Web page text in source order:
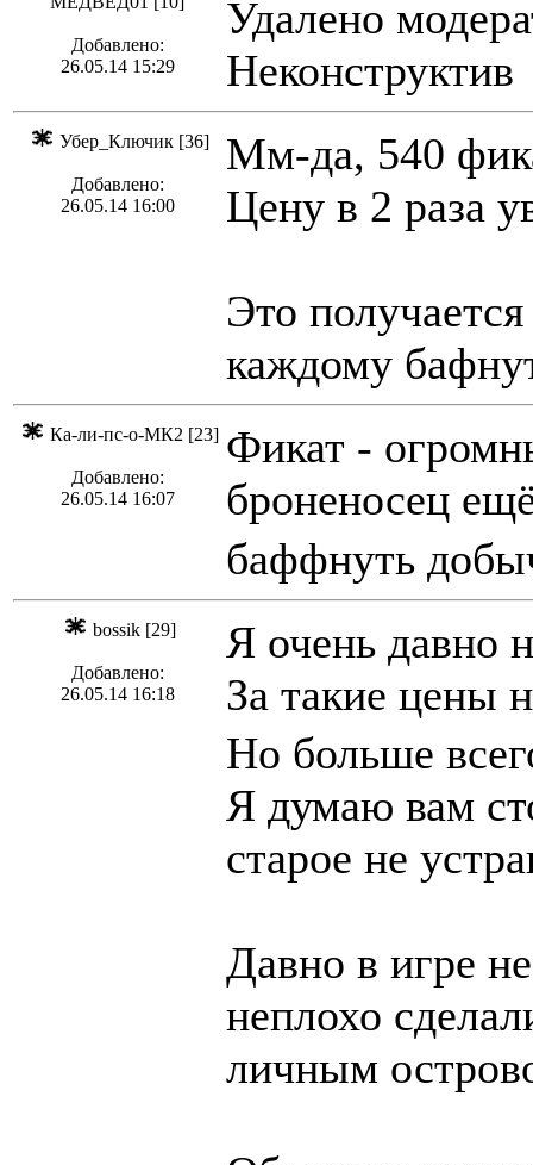
Добавлено:
26.05.14 15:29
Удалено
Неконструктив
Убер_Ключик [36]
Добавлено:
26.05.14 16:00
Мм-да, 540
Цену в 2 раза
Это
каждому
Ка-ли-пс-о-МК2 [23]
Добавлено:
26.05.14 16:07
Фикат -
броненосец
баффнуть
bossik [29]
Добавлено:
26.05.14 16:18
Я очень давно
За такие цены
Но больше
Я думаю вам
старое не
Давно в игре
неплохо
личным